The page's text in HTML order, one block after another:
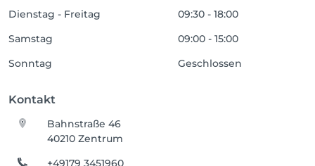
Dienstag - Freitag
09:30 - 18:00
Samstag
09:00 - 15:00
Sonntag
Geschlossen
Kontakt
Bahnstraße 46
40210 Zentrum
+49179 3451960